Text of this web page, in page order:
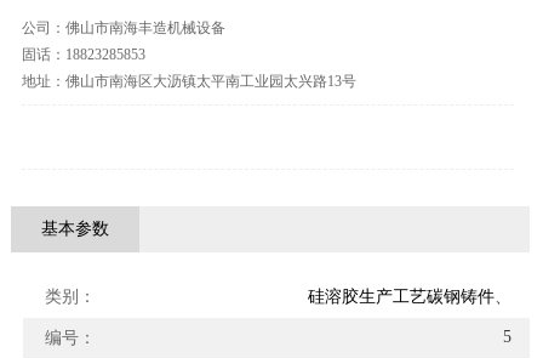
公司：佛山市南海丰造机械设备
固话：18823285853
地址：佛山市南海区大沥镇太平南工业园太兴路13号
基本参数
类别： 硅溶胶生产工艺碳钢铸件、
编号： 5